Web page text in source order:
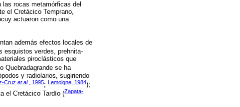
las rocas metamórficas del
el Cretácico Temprano,
actuaron como una
además efectos locales de
esquistos verdes, prehnita-
piroclásticos que
Quebradagrande se ha
y radiolarios, sugiriendo
Cruz et al., 1995; Lemoigne, 1984);
el Cretácico Tardío (Zapata-